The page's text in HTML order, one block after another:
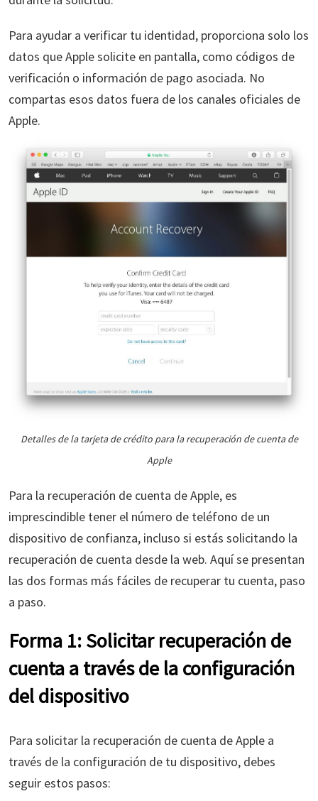
Para ayudar a verificar tu identidad, proporciona solo los
datos que Apple solicite en pantalla, como códigos de
verificación o información de pago asociada. No
compartas esos datos fuera de los canales oficiales de
Apple.
Detalles de la tarjeta de crédito para la recuperación de cuenta de
Apple
Para la recuperación de cuenta de Apple, es
imprescindible tener el número de teléfono de un
dispositivo de confianza, incluso si estás solicitando la
recuperación de cuenta desde la web. Aquí se presentan
las dos formas más fáciles de recuperar tu cuenta, paso
a paso.
Forma 1: Solicitar recuperación de
cuenta a través de la configuración
del dispositivo
Para solicitar la recuperación de cuenta de Apple a
través de la configuración de tu dispositivo, debes
seguir estos pasos: